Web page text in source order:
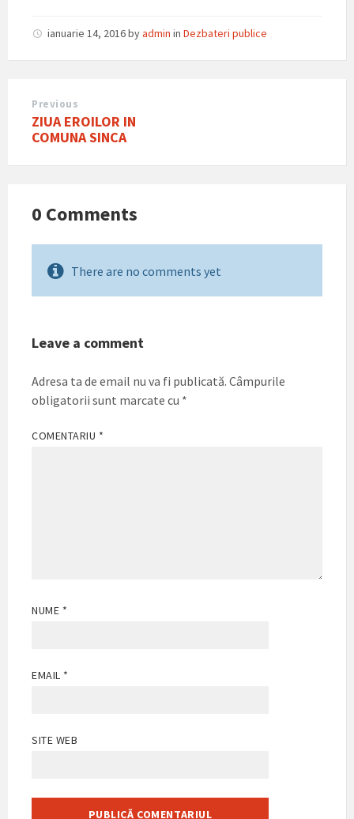
ianuarie 14, 2016byadmin in Dezbateri publice
Previous
ZIUA EROILOR IN
COMUNA SINCA
0 Comments
There are no comments yet
Leave a comment
Adresa ta de email nu va fi publicată. Câmpurile
obligatorii sunt marcate cu *
COMENTARIU *
NUME *
EMAIL *
SITE WEB